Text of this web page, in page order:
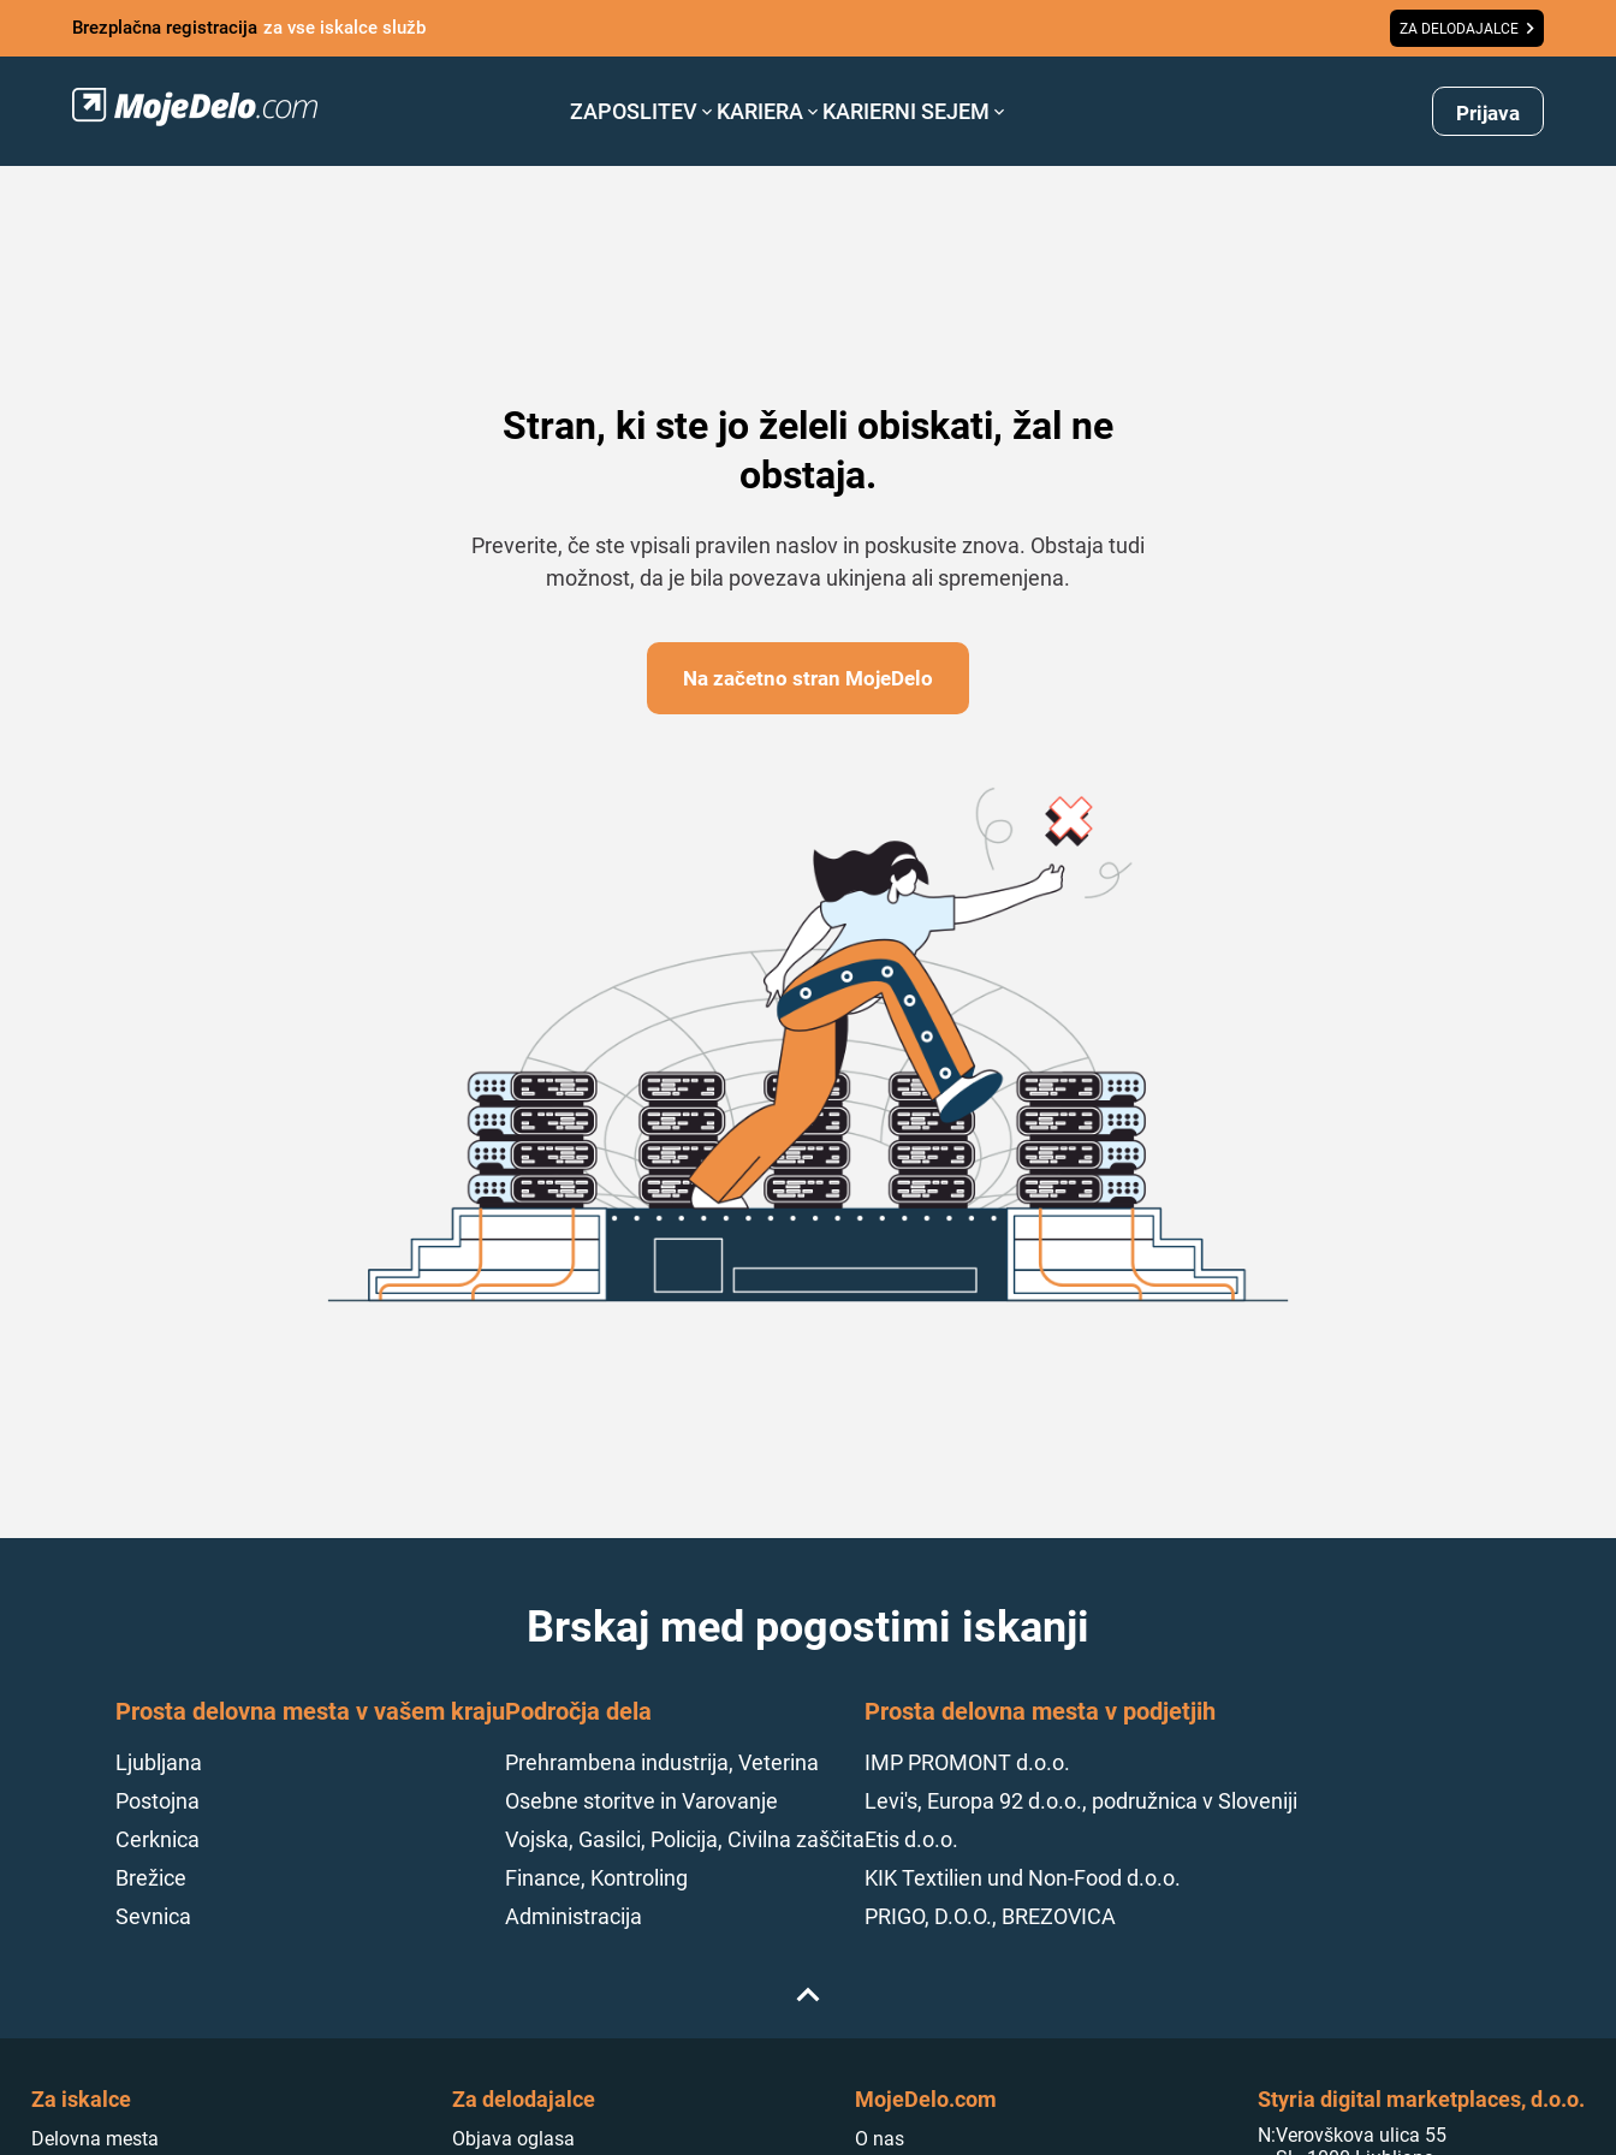
Brezplačna registracija za vse iskalce služb ZA DELODAJALCE
ZAPOSLITEV KARIERA KARIERNI SEJEM Prijava
Stran, ki ste jo želeli obiskati, žal ne
obstaja.
Preverite, če ste vpisali pravilen naslov in poskusite znova. Obstaja tudi
možnost, da je bila povezava ukinjena ali spremenjena.
Na začetno stran MojeDelo
Brskaj med pogostimi iskanji
Prosta delovna mesta v vašem kraju
Ljubljana
Postojna
Cerknica
Brežice
Sevnica
Področja dela
Prehrambena industrija, Veterina
Osebne storitve in Varovanje
Vojska, Gasilci, Policija, Civilna zaščita
Finance, Kontroling
Administracija
Prosta delovna mesta v podjetjih
IMP PROMONT d.o.o.
Levi's, Europa 92 d.o.o., podružnica v Sloveniji
Etis d.o.o.
KIK Textilien und Non-Food d.o.o.
PRIGO, D.O.O., BREZOVICA
Za iskalce
Delovna mesta
Za delodajalce
Objava oglasa
MojeDelo.com
O nas
Styria digital marketplaces, d.o.o.
N:Verovškova ulica 55